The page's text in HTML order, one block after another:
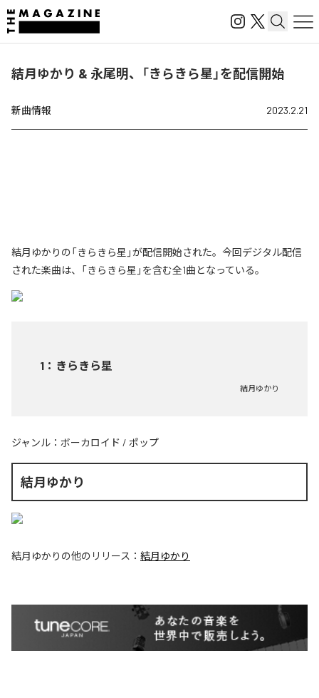
結月ゆかり & 永尾明、「きらきら星」を配信開始
新曲情報 2023.2.21
結月ゆかりの「きらきら星」が配信開始された。今回デジタル配信
された楽曲は、「きらきら星」を含む全1曲となっている。
1 ： きらきら星
結月ゆかり
ジャンル： ボーカロイド / ポップ
結月ゆかり
結月ゆかり の他のリリース： 結月ゆかり